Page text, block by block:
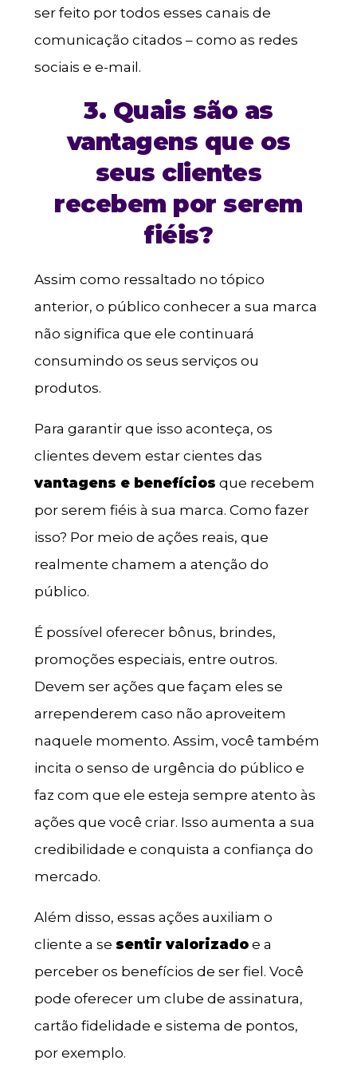
ser feito por todos esses canais de
comunicação citados – como as redes
sociais e e-mail.
3. Quais são as
vantagens que os
seus clientes
recebem por serem
fiéis?
Assim como ressaltado no tópico
anterior, o público conhecer a sua marca
não significa que ele continuará
consumindo os seus serviços ou
produtos.
Para garantir que isso aconteça, os
clientes devem estar cientes das
vantagens e benefícios que recebem
por serem fiéis à sua marca. Como fazer
isso? Por meio de ações reais, que
realmente chamem a atenção do
público.
É possível oferecer bônus, brindes,
promoções especiais, entre outros.
Devem ser ações que façam eles se
arrependerem caso não aproveitem
naquele momento. Assim, você também
incita o senso de urgência do público e
faz com que ele esteja sempre atento às
ações que você criar. Isso aumenta a sua
credibilidade e conquista a confiança do
mercado.
Além disso, essas ações auxiliam o
cliente a se sentir valorizadoe a
perceber os benefícios de ser fiel. Você
pode oferecer um clube de assinatura,
cartão fidelidade e sistema de pontos,
por exemplo.